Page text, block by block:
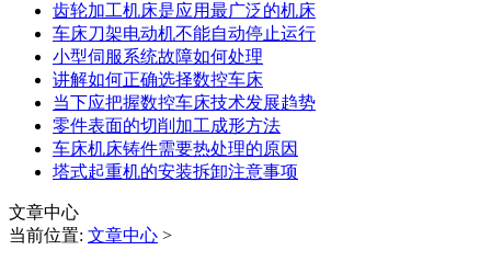
齿轮加工机床是应用最广泛的机床
车床刀架电动机不能自动停止运行
小型伺服系统故障如何处理
讲解如何正确选择数控车床
当下应把握数控车床技术发展趋势
零件表面的切削加工成形方法
车床机床铸件需要热处理的原因
塔式起重机的安装拆卸注意事项
文章中心
当前位置: 文章中心 >